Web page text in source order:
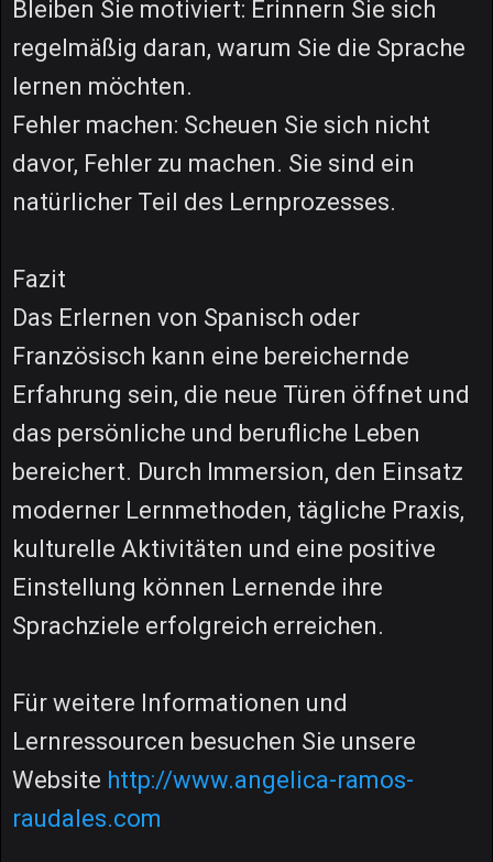
Bleiben Sie motiviert: Erinnern Sie sich
regelmäßig daran, warum Sie die Sprache
lernen möchten.
Fehler machen: Scheuen Sie sich nicht
davor, Fehler zu machen. Sie sind ein
natürlicher Teil des Lernprozesses.
Fazit
Das Erlernen von Spanisch oder
Französisch kann eine bereichernde
Erfahrung sein, die neue Türen öffnet und
das persönliche und berufliche Leben
bereichert. Durch Immersion, den Einsatz
moderner Lernmethoden, tägliche Praxis,
kulturelle Aktivitäten und eine positive
Einstellung können Lernende ihre
Sprachziele erfolgreich erreichen.
Für weitere Informationen und
Lernressourcen besuchen Sie unsere
Website http://www.angelica-ramos-
raudales.com